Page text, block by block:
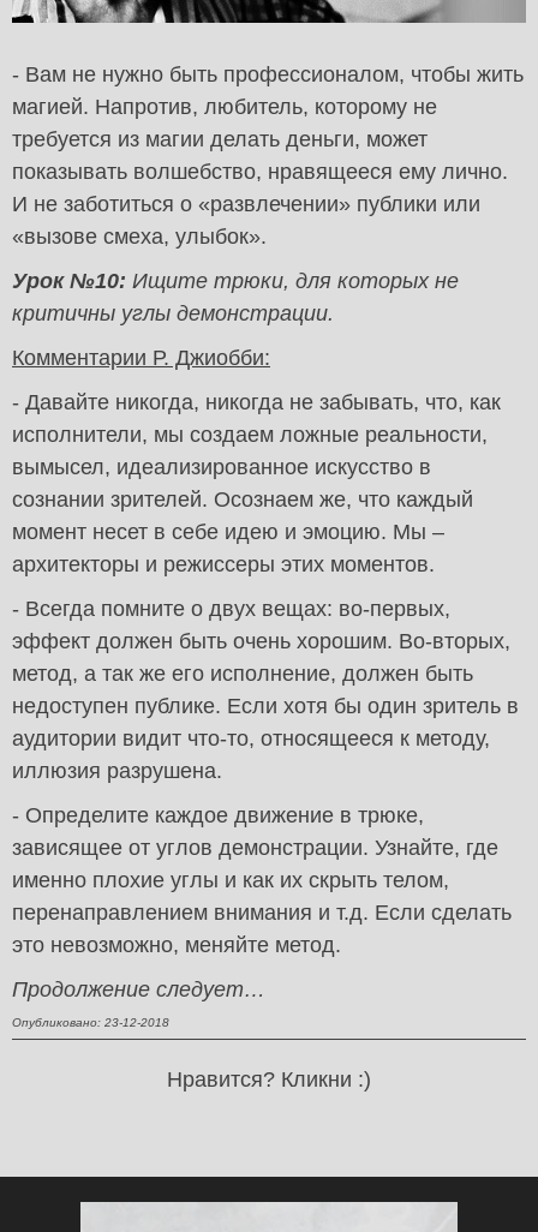
- Вам не нужно быть профессионалом, чтобы жить
магией. Напротив, любитель, которому не
требуется из магии делать деньги, может
показывать волшебство, нравящееся ему лично.
И не заботиться о «развлечении» публики или
«вызове смеха, улыбок».
Урок №10: Ищите трюки, для которых не
критичны углы демонстрации.
Комментарии Р. Джиобби:
- Давайте никогда, никогда не забывать, что, как
исполнители, мы создаем ложные реальности,
вымысел, идеализированное искусство в
сознании зрителей. Осознаем же, что каждый
момент несет в себе идею и эмоцию. Мы –
архитекторы и режиссеры этих моментов.
- Всегда помните о двух вещах: во-первых,
эффект должен быть очень хорошим. Во-вторых,
метод, а так же его исполнение, должен быть
недоступен публике. Если хотя бы один зритель в
аудитории видит что-то, относящееся к методу,
иллюзия разрушена.
- Определите каждое движение в трюке,
зависящее от углов демонстрации. Узнайте, где
именно плохие углы и как их скрыть телом,
перенаправлением внимания и т.д. Если сделать
это невозможно, меняйте метод.
Продолжение следует…
Опубликовано: 23-12-2018
Нравится? Кликни :)